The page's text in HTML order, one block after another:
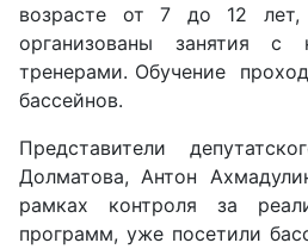
возрасте от 7 до 12 лет,
организованы занятия с
тренерами. Обучение
бассейнов.
Представители
Долматова, Антон
рамках контроля за
программ, уже посетили